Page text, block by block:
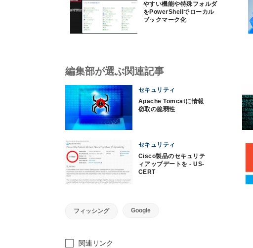
やすい機能や特殊フォルダ
をPowerShellでローカル
ブックマーク化
編集部が選ぶ関連記事
セキュリティ
Apache Tomcatに情報
窃取の脆弱性
セキュリティ
Cisco製品のセキュリテ
ィアップデートを - US-
CERT
フィッシング Google
関連リンク